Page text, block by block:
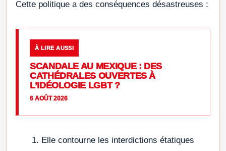
Cette politique a des conséquences désastreuses :
À LIRE AUSSI
SCANDALE AU MEXIQUE : DES
CATHÉDRALES OUVERTES À
L’IDÉOLOGIE LGBT ?
6 AOÛT 2026
Elle contourne les interdictions étatiques